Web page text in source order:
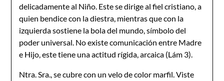
delicadamente al Niño. Este se dirige al fiel cristiano, a
quien bendice con la diestra, mientras que con la
izquierda sostiene la bola del mundo, símbolo del
poder universal. No existe comunicación entre Madre
e Hijo, este tiene una actitud rígida, arcaica (Lám 3).
Ntra. Sra., se cubre con un velo de color marfil. Viste